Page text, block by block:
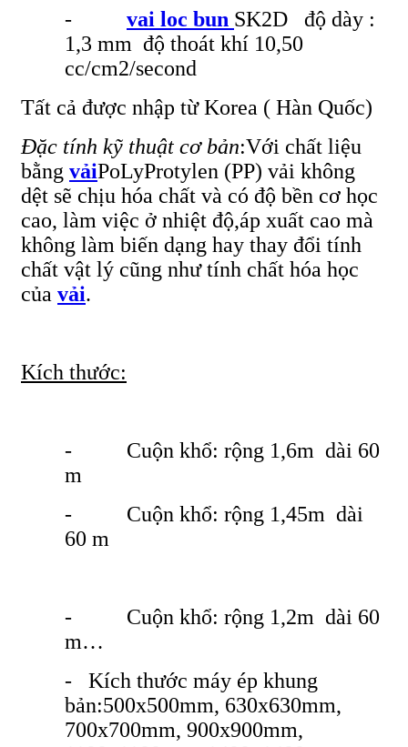
- vai loc bun SK2D độ dày :
1,3 mm độ thoát khí 10,50
cc/cm2/second
Tất cả được nhập từ Korea ( Hàn Quốc)
Đặc tính kỹ thuật cơ bản:Với chất liệu
bằng vảiPoLyProtylen (PP) vải không
dệt sẽ chịu hóa chất và có độ bền cơ học
cao, làm việc ở nhiệt độ,áp xuất cao mà
không làm biến dạng hay thay đổi tính
chất vật lý cũng như tính chất hóa học
của vải.
Kích thước:
- Cuộn khổ: rộng 1,6m dài 60
m
- Cuộn khổ: rộng 1,45m dài
60 m
- Cuộn khổ: rộng 1,2m dài 60
m…
- Kích thước máy ép khung
bản:500x500mm, 630x630mm,
700x700mm, 900x900mm,